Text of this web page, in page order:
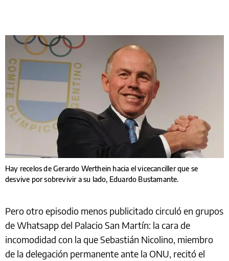
Hay recelos de Gerardo Werthein hacia el vicecanciller que se
desvive por sobrevivir a su lado, Eduardo Bustamante.
Pero otro episodio menos publicitado circuló en grupos
de Whatsapp del Palacio San Martín: la cara de
incomodidad con la que Sebastián Nicolino, miembro
de la delegación permanente ante la ONU, recitó el